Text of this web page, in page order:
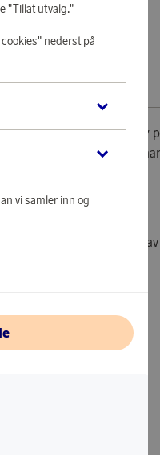
Å HANDLE
er en myk og middels høy
grå piper rundt. Puten
av 100 % bomull, fyll
OF SWEDEN
"Tillat utvalg."
nederst på
vi samler inn og